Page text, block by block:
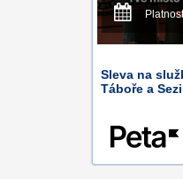
Sleva na
Táboře a